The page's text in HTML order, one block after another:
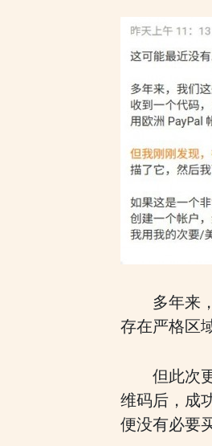
多年来
存在严格区
但此次
维码后，成
便没有必要